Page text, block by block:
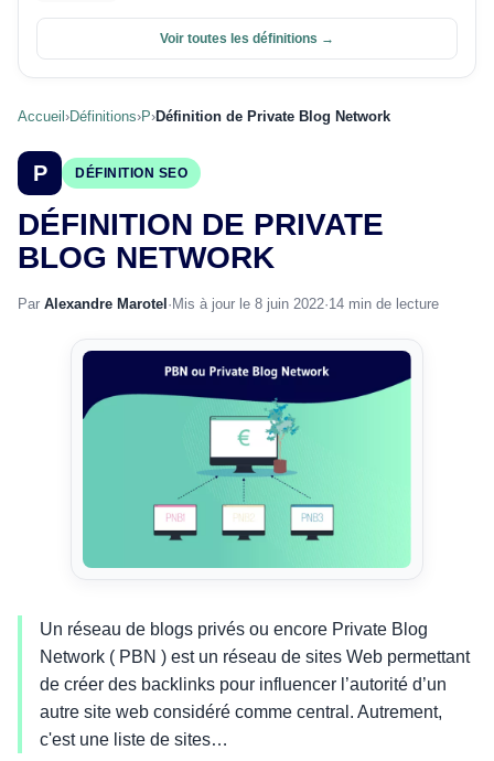
Voir toutes les définitions →
Accueil ›Définitions›P›Définition de Private Blog Network
P DÉFINITION SEO
DÉFINITION DE PRIVATE
BLOG NETWORK
Par Alexandre Marotel · Mis à jour le 8 juin 2022·14 min de lecture
Un réseau de blogs privés ou encore Private Blog
Network ( PBN ) est un réseau de sites Web permettant
de créer des backlinks pour influencer l’autorité d’un
autre site web considéré comme central. Autrement,
c'est une liste de sites…